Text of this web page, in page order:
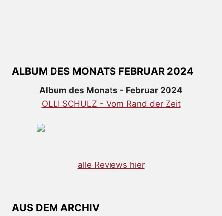
ALBUM DES MONATS FEBRUAR 2024
Album des Monats - Februar 2024
OLLI SCHULZ - Vom Rand der Zeit
alle Reviews hier
AUS DEM ARCHIV